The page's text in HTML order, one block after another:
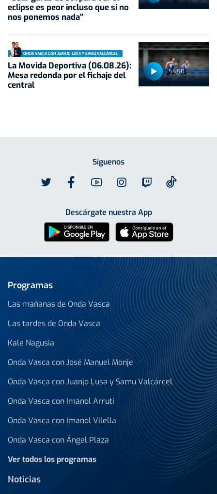
eclipse es peor incluso que si no
nos ponemos nada"
54:50
ONDA VASCA CON JUANJO LUSA Y SAMU VALCÁRCEL
La Movida Deportiva (06.08.26):
Mesa redonda por el fichaje del
central
Síguenos
Descárgate nuestra App
Programas
Las mañanas de Onda Vasca
Las tardes de Onda Vasca
Kale Nagusia
Onda Vasca con José Manuel Monje
Onda Vasca con Juanjo Lusa y Samu Valcárcel
Onda Vasca con Imanol Arruti
Onda Vasca con Imanol Vilella
Onda Vasca con Ángel Plaza
Ver todos los programas
Noticias